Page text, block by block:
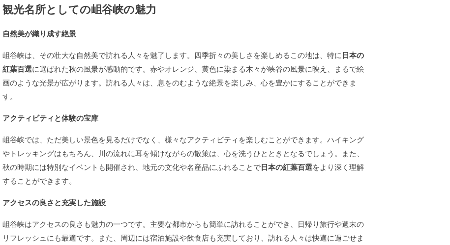
観光名所としての岨谷峡の魅力
自然美が織り成す絶景
岨谷峡は、その壮大な自然美で訪れる人々を魅了します。四季折々の美しさを楽しめるこの地は、特に日本の
紅葉百選に選ばれた秋の風景が感動的です。赤やオレンジ、黄色に染まる木々が峡谷の風景に映え、まるで絵
画のような光景が広がります。訪れる人々は、息をのむような絶景を楽しみ、心を豊かにすることができま
す。
アクティビティと体験の宝庫
岨谷峡では、ただ美しい景色を見るだけでなく、様々なアクティビティを楽しむことができます。ハイキング
やトレッキングはもちろん、川の流れに耳を傾けながらの散策は、心を洗うひとときとなるでしょう。また、
秋の時期には特別なイベントも開催され、地元の文化や名産品にふれることで日本の紅葉百選をより深く理解
することができます。
アクセスの良さと充実した施設
岨谷峡はアクセスの良さも魅力の一つです。主要な都市からも簡単に訪れることができ、日帰り旅行や週末の
リフレッシュにも最適です。また、周辺には宿泊施設や飲食店も充実しており、訪れる人々は快適に過ごせま